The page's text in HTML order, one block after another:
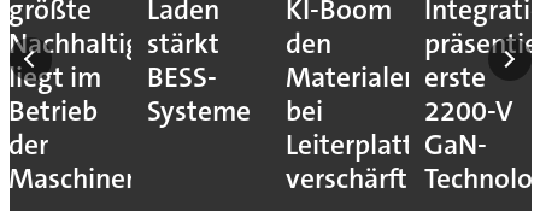
größte
Nachhaltigkeitshebel
liegt im
Betrieb
der
Maschinen
Laden
stärkt
BESS-
Systeme
KI-Boom
den
Materialengpass
bei
Leiterplatten
verschärft
erste
2200-V
GaN-